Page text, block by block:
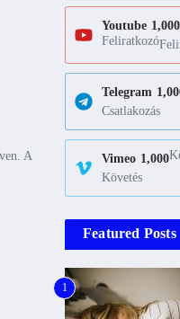
A
Youtube 1,000
Feliratkozó
Telegram
Csatlakozás
Vimeo 1,000
Követés
Featured Posts
1